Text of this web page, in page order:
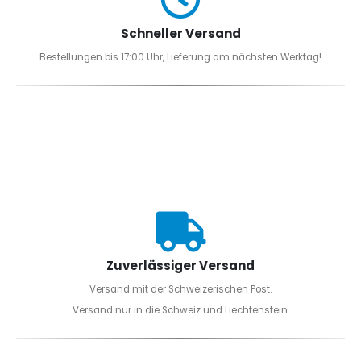
Schneller Versand
Bestellungen bis 17:00 Uhr, Lieferung am nächsten Werktag!
Zuverlässiger Versand
Versand mit der Schweizerischen Post.
Versand nur in die Schweiz und Liechtenstein.